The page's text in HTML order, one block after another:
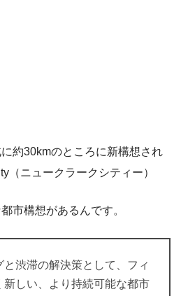
約30kmのところに新構想され
（ニュークラークシティー）
市構想があるんです。
渋滞の解決策として、フィ
新しい、より持続可能な都市